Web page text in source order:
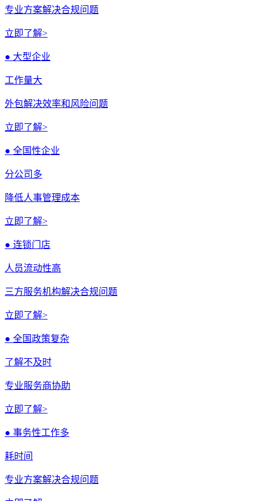
专业方案解决合规问题
立即了解>
● 大型企业
工作量大
外包解决效率和风险问题
立即了解>
● 全国性企业
分公司多
降低人事管理成本
立即了解>
● 连锁门店
人员流动性高
三方服务机构解决合规问题
立即了解>
● 全国政策复杂
了解不及时
专业服务商协助
立即了解>
● 事务性工作多
耗时间
专业方案解决合规问题